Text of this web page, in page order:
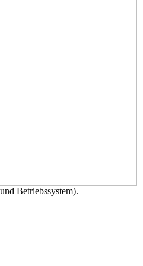
Betriebssystem).